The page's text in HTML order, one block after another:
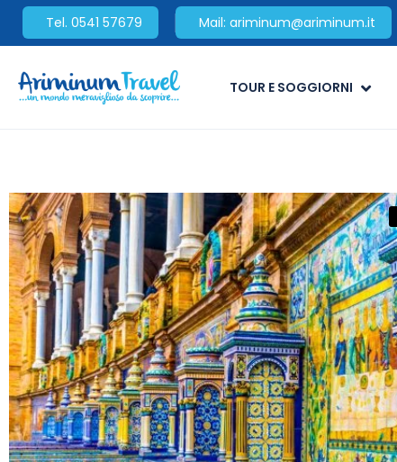
Tel. 0541 57679 Mail: ariminum@ariminum.it
TOUR E SOGGIORNI